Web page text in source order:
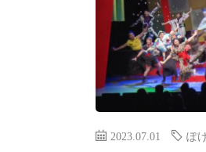
2023.07.01 ぽ